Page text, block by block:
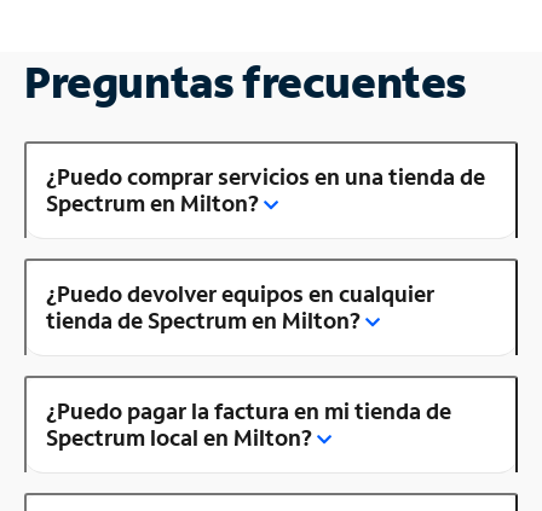
Preguntas frecuentes
¿Puedo comprar servicios en una tienda de
Spectrum en Milton?
¿Puedo devolver equipos en cualquier
tienda de Spectrum en Milton?
¿Puedo pagar la factura en mi tienda de
Spectrum local en Milton?